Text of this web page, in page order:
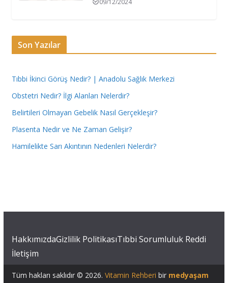
09/12/2024
Son Yazılar
Tıbbi İkinci Görüş Nedir? | Anadolu Sağlık Merkezi
Obstetri Nedir? İlgi Alanları Nelerdir?
Belirtileri Olmayan Gebelik Nasıl Gerçekleşir?
Plasenta Nedir ve Ne Zaman Gelişir?
Hamilelikte Sarı Akıntının Nedenleri Nelerdir?
HakkımızdaGizlilik PolitikasıTıbbi Sorumluluk Reddi
İletişim
Tüm hakları saklıdır © 2026. Vitamin Rehberi bir medyaşam